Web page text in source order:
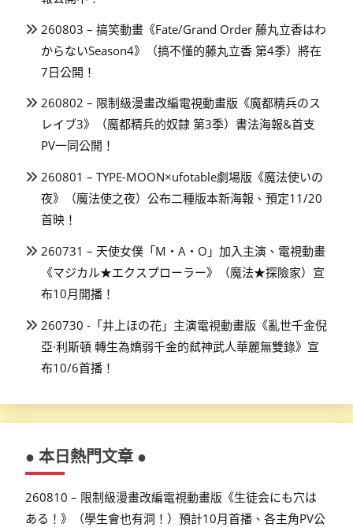
260803 – 搞笑動畫《Fate/Grand Order 藤丸立香はわ
からないSeason4》（搞不懂的藤丸立香 第4季）將在
7日公開！
260802 – 限制級漫畫改編電視動畫版《魔都精兵のス
レイブ3》（魔都精兵的奴隸 第3季）書法海報&首支
PV一同公開！
260801 – TYPE-MOON×ufotable劇場版《魔法使いの
夜》（魔法使之夜）公布二種版本新海報、預定11/20
首映！
260731 – 天使女僕「M・A・O」加入主演、電視動畫
《マジカル★エクスプローラー》（魔法★探險家）宣
布10月開播！
260730 -「井上ほの花」主演電視動畫版《亂世千金倪
亞·利斯頓 轉生為嬌弱千金的弒神武人華麗無雙錄》宣
布10/6首播！
● 本日熱門文章 ●
260810 – 限制級漫畫改編電視動畫版《生徒会にも穴は
ある！》（學生會也有洞！）預計10月首播、各主角PV公